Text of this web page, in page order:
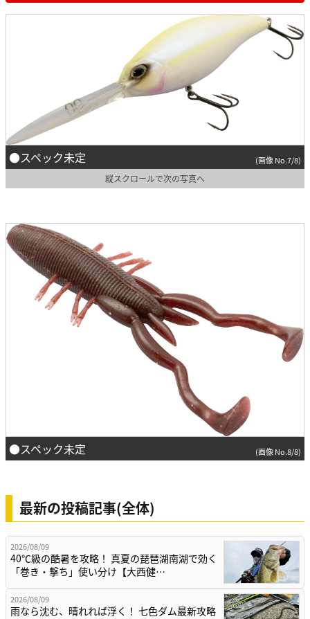
●スペック未定 (画像 No.7/8)
縦スクロールで次の写真へ
●スペック未定 (画像 No.8/8)
最新の投稿記事(全体)
2026/08/09
40℃級の酷暑を攻略！ 真夏の琵琶湖南湖で効く
「巻き・撃ち」使い分け【大西健…
2026/08/09
雨なら沈む、晴れれば浮く！ 七色ダム最新攻略